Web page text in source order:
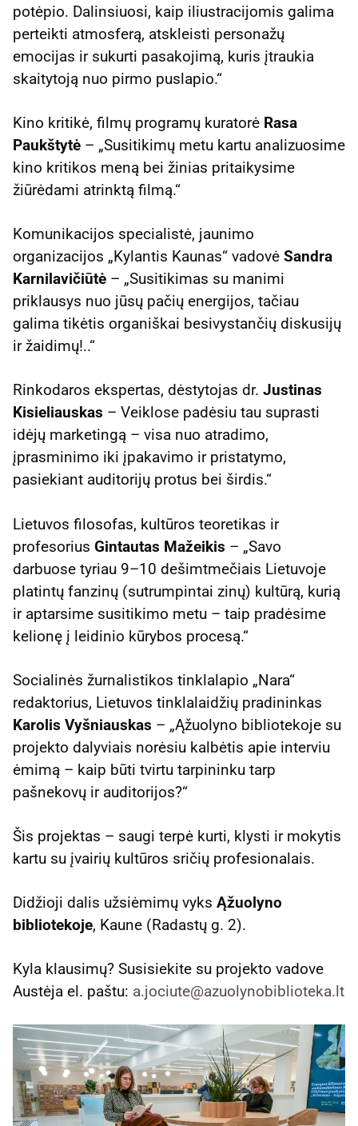
potėpio. Dalinsiuosi, kaip iliustracijomis galima
perteikti atmosferą, atskleisti personažų
emocijas ir sukurti pasakojimą, kuris įtraukia
skaitytoją nuo pirmo puslapio.“
Kino kritikė, filmų programų kuratorė Rasa
Paukštytė – „Susitikimų metu kartu analizuosime
kino kritikos meną bei žinias pritaikysime
žiūrėdami atrinktą filmą.“
Komunikacijos specialistė, jaunimo
organizacijos „Kylantis Kaunas“ vadovė Sandra
Karnilavičiūtė – „Susitikimas su manimi
priklausys nuo jūsų pačių energijos, tačiau
galima tikėtis organiškai besivystančių diskusijų
ir žaidimų!..“
Rinkodaros ekspertas, dėstytojas dr. Justinas
Kisieliauskas – Veiklose padėsiu tau suprasti
idėjų marketingą – visa nuo atradimo,
įprasminimo iki įpakavimo ir pristatymo,
pasiekiant auditorijų protus bei širdis.“
Lietuvos filosofas, kultūros teoretikas ir
profesorius Gintautas Mažeikis – „Savo
darbuose tyriau 9–10 dešimtmečiais Lietuvoje
platintų fanzinų (sutrumpintai zinų) kultūrą, kurią
ir aptarsime susitikimo metu – taip pradėsime
kelionę į leidinio kūrybos procesą.“
Socialinės žurnalistikos tinklalapio „Nara“
redaktorius, Lietuvos tinklalaidžių pradininkas
Karolis Vyšniauskas – „Ąžuolyno bibliotekoje su
projekto dalyviais norėsiu kalbėtis apie interviu
ėmimą – kaip būti tvirtu tarpininku tarp
pašnekovų ir auditorijos?“
Šis projektas – saugi terpė kurti, klysti ir mokytis
kartu su įvairių kultūros sričių profesionalais.
Didžioji dalis užsiėmimų vyks Ąžuolyno
bibliotekoje, Kaune (Radastų g. 2).
Kyla klausimų? Susisiekite su projekto vadove
Austėja el. paštu: a.jociute@azuolynobiblioteka.lt